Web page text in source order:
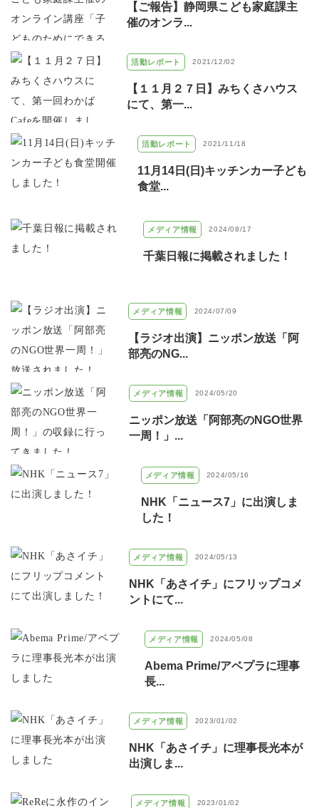
【ご報告】静岡県こども家庭課主
催のオンラ...
活動レポート 2021/12/02
【１１月２７日】みちくさハウス
にて、第一...
活動レポート 2021/11/18
11月14日(日)キッチンカー子ども
食堂...
メディア情報 2024/08/17
千葉日報に掲載されました！
メディア情報 2024/07/09
【ラジオ出演】ニッポン放送「阿
部亮のNG...
メディア情報 2024/05/20
ニッポン放送「阿部亮のNGO世界
一周！」...
メディア情報 2024/05/16
NHK「ニュース7」に出演しま
した！
メディア情報 2024/05/13
NHK「あさイチ」にフリップコメ
ントにて...
メディア情報 2024/05/08
Abema Prime/アベプラに理事
長...
メディア情報 2023/01/02
NHK「あさイチ」に理事長光本が
出演しま...
メディア情報 2023/01/02